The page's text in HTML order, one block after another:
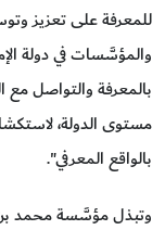
للمعرفة على تعزيز
والمؤسَّسات في دولة
بالمعرفة والتواصل
مستوى الدولة،
بالواقع المعرفي".
وتبذل مؤسَّسة محمد بن